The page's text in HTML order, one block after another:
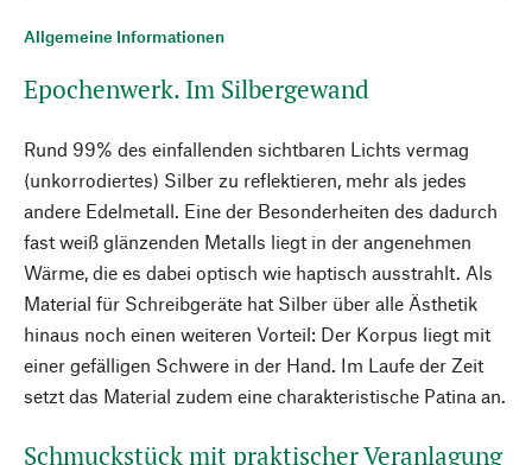
Allgemeine Informationen
Epochenwerk. Im Silbergewand
Rund 99% des einfallenden sichtbaren Lichts vermag
(unkorrodiertes) Silber zu reflektieren, mehr als jedes
andere Edelmetall. Eine der Besonderheiten des dadurch
fast weiß glänzenden Metalls liegt in der angenehmen
Wärme, die es dabei optisch wie haptisch ausstrahlt. Als
Material für Schreibgeräte hat Silber über alle Ästhetik
hinaus noch einen weiteren Vorteil: Der Korpus liegt mit
einer gefälligen Schwere in der Hand. Im Laufe der Zeit
setzt das Material zudem eine charakteristische Patina an.
Schmuckstück mit praktischer Veranlagung